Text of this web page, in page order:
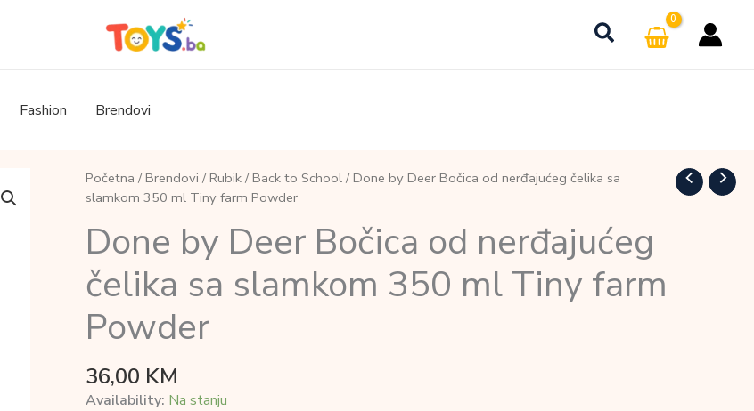
Fashion Brendovi
Početna / Brendovi / Rubik/ Back to School/ Done by Deer Bočica od nerđajućeg čelika sa
slamkom 350 ml Tiny farm Powder
Done by Deer Bočica od nerđajućeg
čelika sa slamkom 350 ml Tiny farm
Powder
36,00 KM
Availability: Na stanju